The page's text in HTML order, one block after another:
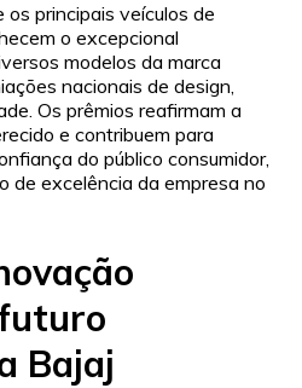
principais veículos de
o excepcional
modelos da marca
nacionais de design,
Os prêmios reafirmam a
e contribuem para
do público consumidor,
de excelência da empresa no
Bajaj